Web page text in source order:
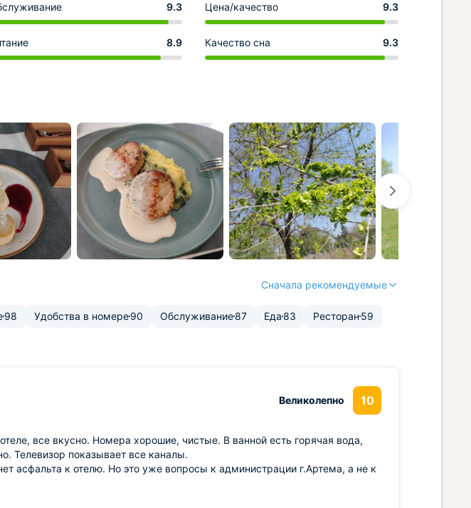
9.3 Цена/качество 9.3
8.9 Качество сна 9.3
Сначала рекомендуемые
98 Удобства в номере90 Обслуживание87 Еда 83 Ресторан 59
Великолепно 10
все вкусно. Номера хорошие, чистые. В ванной есть горячая вода,
Телевизор показывает все каналы.
асфальта к отелю. Но это уже вопросы к администрации г.Артема, а не к